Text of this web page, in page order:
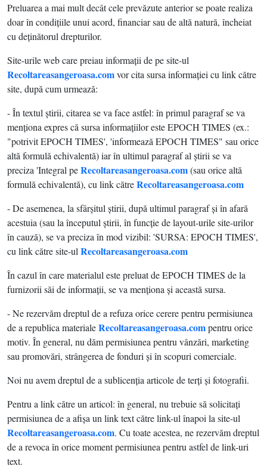
Preluarea a mai mult decât cele prevăzute anterior se poate realiza
doar în condiţiile unui acord, financiar sau de altă natură, încheiat
cu deţinătorul drepturilor.
Site-urile web care preiau informaţii de pe site-ul
Recoltareasangeroasa.comvor cita sursa informaţiei cu link către
site, după cum urmează:
- În textul ştirii, citarea se va face astfel: în primul paragraf se va
menţiona expres că sursa informaţiilor este EPOCH TIMES (ex.:
"potrivit EPOCH TIMES', 'informează EPOCH TIMES" sau orice
altă formulă echivalentă) iar în ultimul paragraf al ştirii se va
preciza 'Integral peRecoltareasangeroasa.com(sau orice altă
formulă echivalentă), cu link cătreRecoltareasangeroasa.com
- De asemenea, la sfârşitul ştirii, după ultimul paragraf şi în afară
acestuia (sau la începutul ştirii, în funcţie de layout-urile site-urilor
în cauză), se va preciza în mod vizibil: 'SURSA: EPOCH TIMES',
cu link către site-ul Recoltareasangeroasa.com
În cazul în care materialul este preluat de EPOCH TIMES de la
furnizorii săi de informaţii, se va menţiona şi această sursa.
- Ne rezervăm dreptul de a refuza orice cerere pentru permisiunea
de a republica materialeRecoltareasangeroasa.compentru orice
motiv. În general, nu dăm permisiunea pentru vânzări, marketing
sau promovări, strângerea de fonduri şi în scopuri comerciale.
Noi nu avem dreptul de a sublicenţia articole de terţi şi fotografii.
Pentru a link către un articol: în general, nu trebuie să solicitaţi
permisiunea de a afişa un link text către link-ul înapoi la site-ul
Recoltareasangeroasa.com. Cu toate acestea, ne rezervăm dreptul
de a revoca în orice moment permisiunea pentru astfel de link-uri
text.